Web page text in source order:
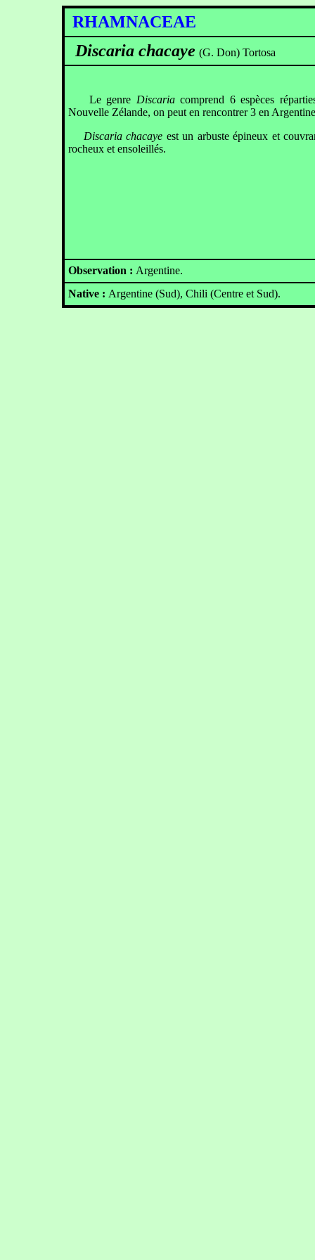
RHAMNACEAE
Discaria chacaye (G. Don) Tortosa
Le genre Discariacomprend 6 espèces
Nouvelle Zélande, on peut en rencontrer 3 en
Discaria chacaye est un arbuste épineux et
rocheux et ensoleillés.
Observation : Argentine.
Native : Argentine (Sud), Chili (Centre et Sud).